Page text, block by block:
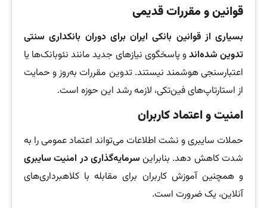
قوانین و مقررات قدیمی
بسیاری از قوانین بانکی ایران برای دوران بانکداری سنتی
تدوین شده‌اندو پاسخگوی نیازهای جدید مانند نئوبانک‌ها یا
اعتبارسنجی هوشمند نیستند. تدوین مقررات به‌روز و حمایت
از استارتاپ‌های فین‌تکی، لازمه رشد این حوزه است.
امنیت و اعتماد کاربران
حملات سایبری و نشت اطلاعات می‌تواند اعتماد عمومی را به
شدت کاهش دهد. بنابراین سرمایه‌گذاری در امنیت سایبری
و همچنین آموزش کاربران برای مقابله با کلاهبرداری‌های
آنلاین، یک ضرورت است.